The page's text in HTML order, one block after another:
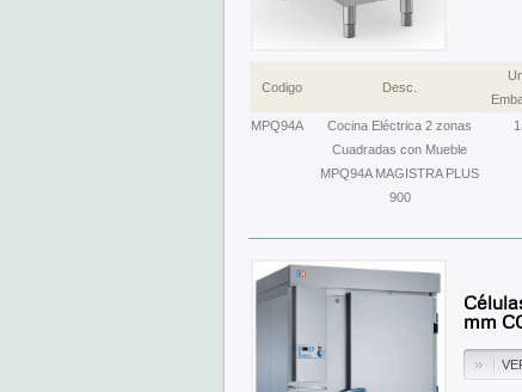
Codigo Desc.
MPQ94A
Cocina Eléctrica 2 zonas
Cuadradas con Mueble
MPQ94A MAGISTRA PLUS
900
1
mm